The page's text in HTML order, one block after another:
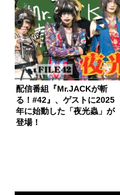
配信番組『Mr.JACKが斬
る！#42』、ゲストに2025
年に始動した「夜光蟲」が
登場！